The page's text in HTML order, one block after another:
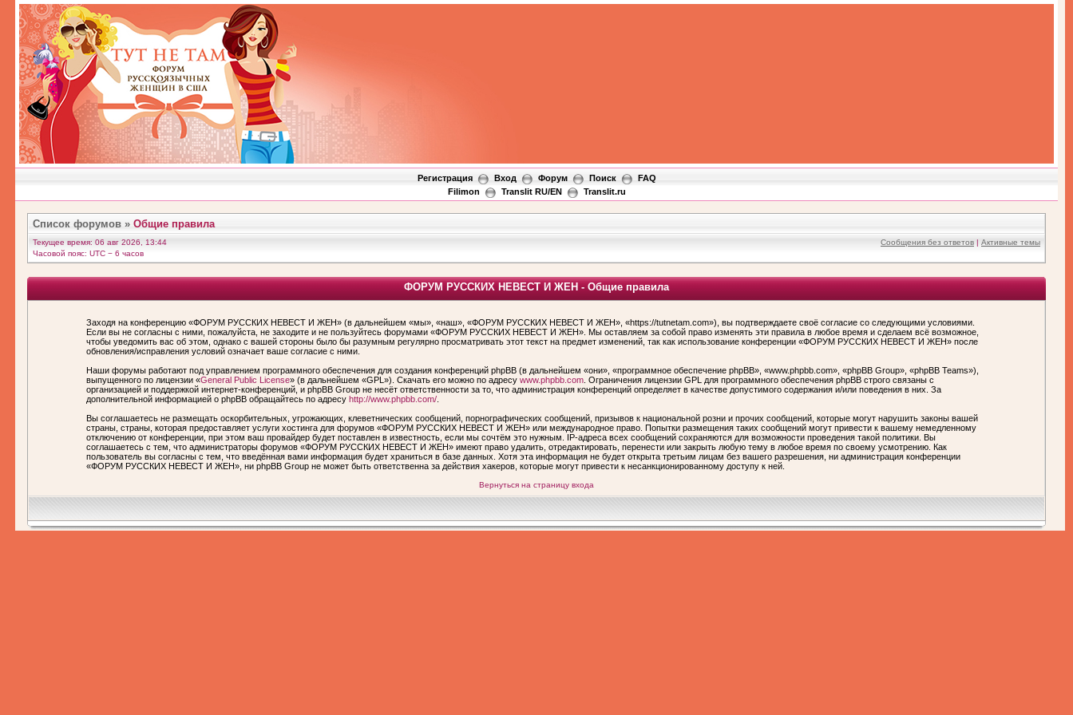
Регистрация Вход Форум Поиск
FAQ
Filimon
Translit RU/EN Translit.ru
Список форумов » Общие правила
Текущее время: 06 авг 2026, 13:44
Часовой пояс: UTC − 6 часов
Сообщения без ответов | Активные темы
ФОРУМ РУССКИХ НЕВЕСТ И ЖЕН - Общие правила
Заходя на конференцию «ФОРУМ РУССКИХ НЕВЕСТ И ЖЕН» (в дальнейшем «мы», «наш», «ФОРУМ РУССКИХ НЕВЕСТ И ЖЕН», «https://tutnetam.com»), вы подтверждаете своё согласие со следующими условиями.
Если вы не согласны с ними, пожалуйста, не заходите и не пользуйтесь форумами «ФОРУМ РУССКИХ НЕВЕСТ И ЖЕН». Мы оставляем за собой право изменять эти правила в любое время и сделаем всё возможное,
чтобы уведомить вас об этом, однако с вашей стороны было бы разумным регулярно просматривать этот текст на предмет изменений, так как использование конференции «ФОРУМ РУССКИХ НЕВЕСТ И ЖЕН» после
обновления/исправления условий означает ваше согласие с ними.
Наши форумы работают под управлением программного обеспечения для создания конференций phpBB (в дальнейшем «они», «программное обеспечение phpBB», «www.phpbb.com», «phpBB Group», «phpBB Teams»),
выпущенного по лицензии «General Public License» (в дальнейшем «GPL»). Скачать его можно по адресу www.phpbb.com. Ограничения лицензии GPL для программного обеспечения phpBB строго связаны с
организацией и поддержкой интернет-конференций, и phpBB Group не несёт ответственности за то, что администрация конференций определяет в качестве допустимого содержания и/или поведения в них. За
дополнительной информацией о phpBB обращайтесь по адресу http://www.phpbb.com/.
Вы соглашаетесь не размещать оскорбительных, угрожающих, клеветнических сообщений, порнографических сообщений, призывов к национальной розни и прочих сообщений, которые могут нарушить законы вашей
страны, страны, которая предоставляет услуги хостинга для форумов «ФОРУМ РУССКИХ НЕВЕСТ И ЖЕН» или международное право. Попытки размещения таких сообщений могут привести к вашему немедленному
отключению от конференции, при этом ваш провайдер будет поставлен в известность, если мы сочтём это нужным. IP-адреса всех сообщений сохраняются для возможности проведения такой политики. Вы
соглашаетесь с тем, что администраторы форумов «ФОРУМ РУССКИХ НЕВЕСТ И ЖЕН» имеют право удалить, отредактировать, перенести или закрыть любую тему в любое время по своему усмотрению. Как
пользователь вы согласны с тем, что введённая вами информация будет храниться в базе данных. Хотя эта информация не будет открыта третьим лицам без вашего разрешения, ни администрация конференции
«ФОРУМ РУССКИХ НЕВЕСТ И ЖЕН», ни phpBB Group не может быть ответственна за действия хакеров, которые могут привести к несанкционированному доступу к ней.
Вернуться на страницу входа